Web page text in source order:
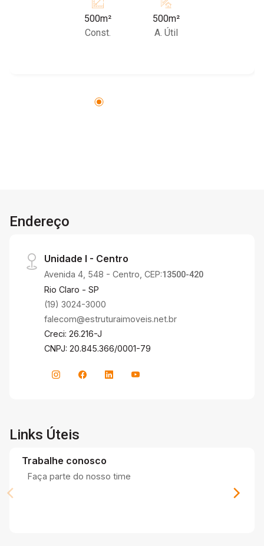
atividades industriais. Agende já sua visita com
os corretores da Estrutura Imóveis
500m²
Const.
500m²
A. Útil
Endereço
Unidade I - Centro
Avenida 4, 548 - Centro, CEP:13500-420
Rio Claro - SP
(19) 3024-3000
falecom@estruturaimoveis.net.br
Creci: 26.216-J
CNPJ: 20.845.366/0001-79
Links Úteis
Trabalhe conosco
Faça parte do nosso time